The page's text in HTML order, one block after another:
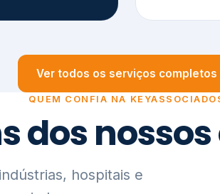
QUEM CONFIA NA KEYASSOCIADOS
hospitais e
para seus
conformidade.